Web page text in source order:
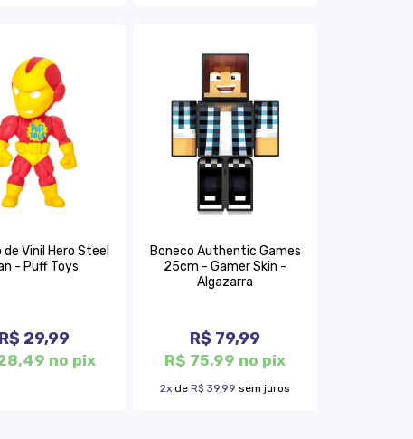
de Vinil Hero Steel
- Puff Toys
R$ 29,99
no pix
Boneco Authentic Games
25cm - Gamer Skin -
Algazarra
R$ 79,99
R$ 75,99 no pix
2x deR$ 39,99 sem juros